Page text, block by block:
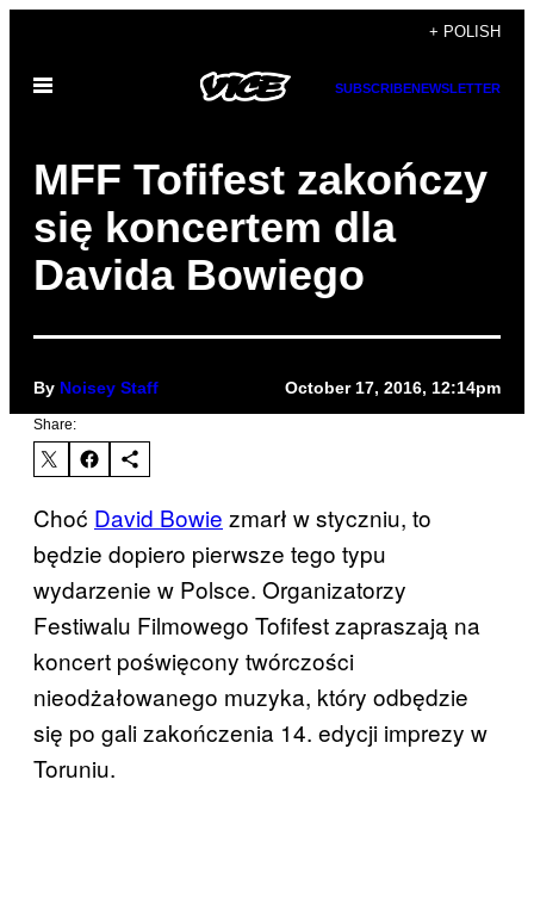
content
+ POLISH
Open
SUBSCRIBENEWSLETTER
MFF Tofifest zakończy
się koncertem dla
Davida Bowiego
By Noisey Staff October 17, 2016, 12:14pm
Share:
Choć David Bowie zmarł ​ w styczniu, to
będzie dopiero pierwsze tego typu
wydarzenie w Polsce. Organizatorzy
Festiwalu Filmowego Tofifest zapraszają na
koncert poświęcony twórczości
nieodżałowanego muzyka, który odbędzie
się po gali zakończenia 14. edycji imprezy w
Toruniu.